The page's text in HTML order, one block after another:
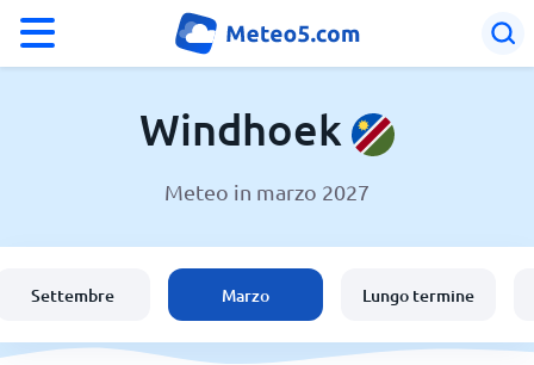
Meteo a Windhoek
Italia
Windhoek
Meteo in marzo 2027
Settembre Marzo Lungo termine